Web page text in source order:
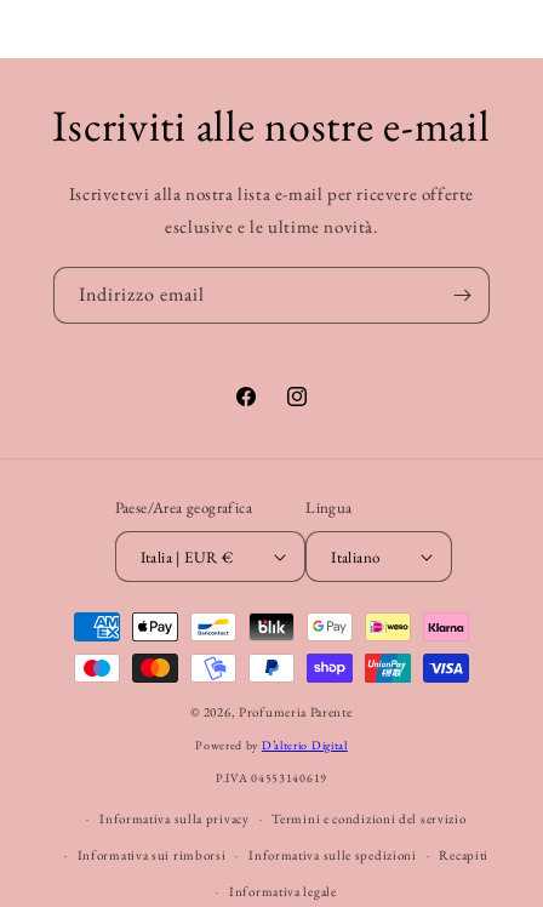
Iscriviti alle nostre e-mail
Iscrivetevi alla nostra lista e-mail per ricevere offerte
esclusive e le ultime novità.
Indirizzo email
FacebookInstagram
Paese/Area geografica
Italia | EUR €
Lingua
Italiano
Metodi
pagamento
© 2026, Profumeria Parente
Powered by D’alterio Digital
P.IVA 04553140619
Informativa sulla privacy Termini e condizioni del servizio
Informativa sui rimborsi Informativa sulle spedizioni Recapiti
Informativa legale